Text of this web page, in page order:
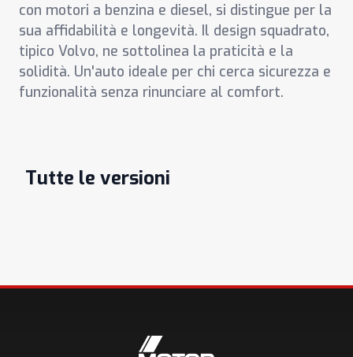
con motori a benzina e diesel, si distingue per la
sua affidabilità e longevità. Il design squadrato,
tipico Volvo, ne sottolinea la praticità e la
solidità. Un'auto ideale per chi cerca sicurezza e
funzionalità senza rinunciare al comfort.
Tutte le versioni